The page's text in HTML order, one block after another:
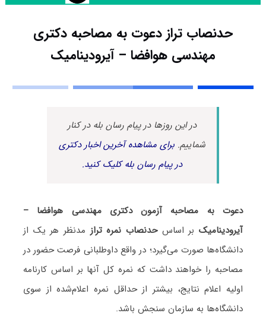
حدنصاب تراز دعوت به مصاحبه دکتری
مهندسی هوافضا – آیرودینامیک
در این روزها در پیام رسان بله در کنار
شماییم.برای مشاهده آخرین اخبار دکتری
در پیام رسان بله کلیک کنید.
دعوت به مصاحبه آزمون دکتری مهندسی هوافضا –
آیرودینامیکبر اساسحدنصاب نمره ترازمدنظر هر یک از
دانشگاه‌ها صورت می‌گیرد؛ در واقع داوطلبانی فرصت حضور در
مصاحبه را خواهند داشت که نمره کل آنها بر اساس کارنامه
اولیه اعلام نتایج، بیشتر از حداقل نمره اعلام‌شده از سوی
دانشگاه‌ها به سازمان سنجش باشد.